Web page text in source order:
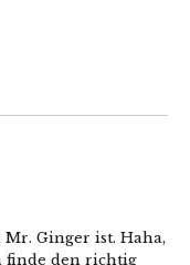
Ginger ist. Haha,
finde den richtig